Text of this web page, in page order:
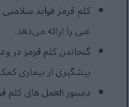
کلم قرمز فواید
غنی را ارائه می‌دهد.
گنجاندن کلم قرمز در
پیشگیری از بیماری
دستور العمل های کلم